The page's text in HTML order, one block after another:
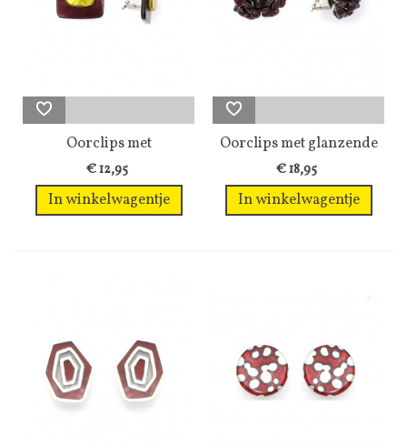
Oorclips met
rechthoekige vorm...
€ 12,95
In winkelwagentje
Oorclips met glanzende
rode glas...
€ 18,95
In winkelwagentje